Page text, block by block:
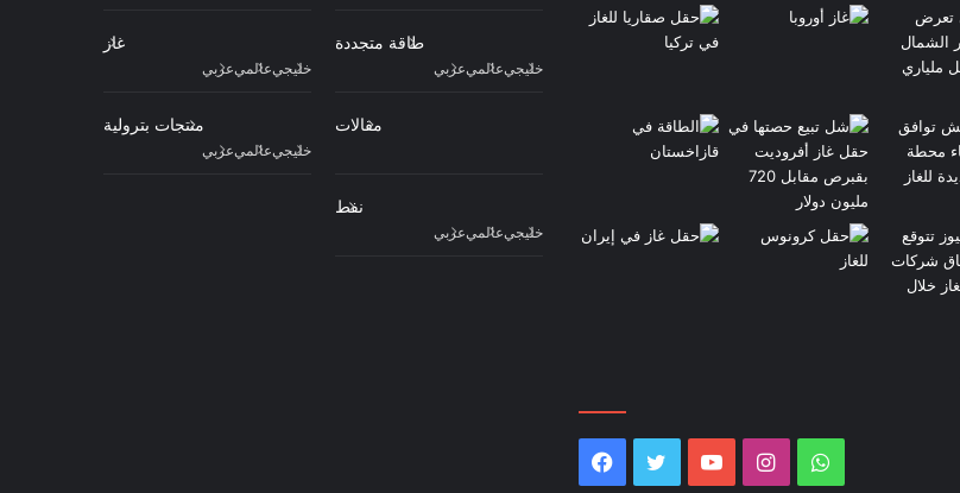
طاقة متجددة
خليجيعالميعربي
غاز
خليجيعالميعربي
مقالات منتجات بترولية
خليجيعالميعربي
نفط
خليجيعالميعربي
تويتر يوتيوبانستقرامواتساب